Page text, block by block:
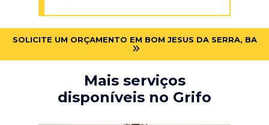
SOLICITE UM ORÇAMENTO EM BOM JESUS DA SERRA, BA
Mais serviços
disponíveis no Grifo